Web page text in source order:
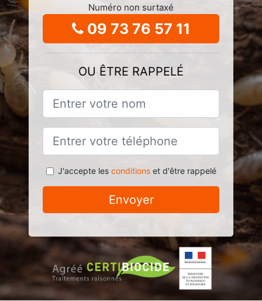
Numéro non surtaxé
09 73 76 57 11
OU ÊTRE RAPPELÉ
J'accepte les conditionset d'être rappelé
Envoyer